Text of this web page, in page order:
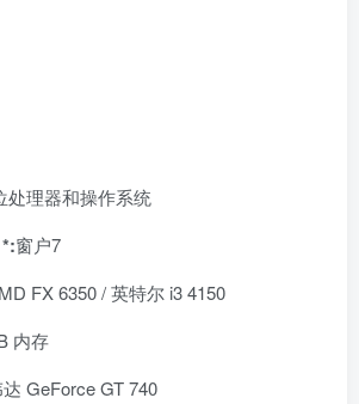
处理器和操作系统
窗户7
FX 6350 / 英特尔 i3 4150
内存
GeForce GT 740